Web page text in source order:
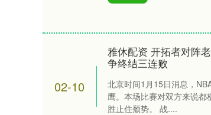
02-10
雅休配资 开拓者对阵
争终结三连败
北京时间1月15日消息，
鹰。本场比赛对双方来说
胜止住颓势。 战....